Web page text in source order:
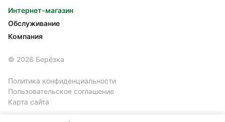
Интернет-магазин
Обслуживание
Компания
© 2026 Берёзка
Политика конфиденциальности
Пользовательское соглашение
Карта сайта